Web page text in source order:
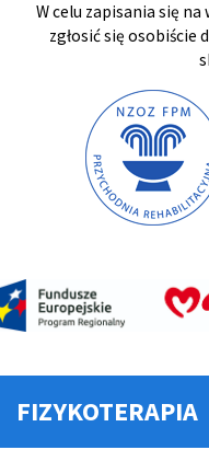
W celu zapisania się
zgłosić się osobiście
FIZYKOTERAPIA